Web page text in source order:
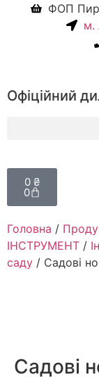
ФОП
м.
Офіційний
0 ₴
0
Головна /
ІНСТРУМЕНТ /
саду / Садові
Садові